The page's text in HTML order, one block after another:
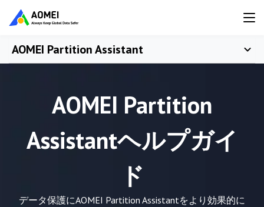
AOMEI Partition Assistant
AOMEI Partition
Assistantヘルプガイ
ド
データ保護にAOMEI Partition Assistantをより効果的に